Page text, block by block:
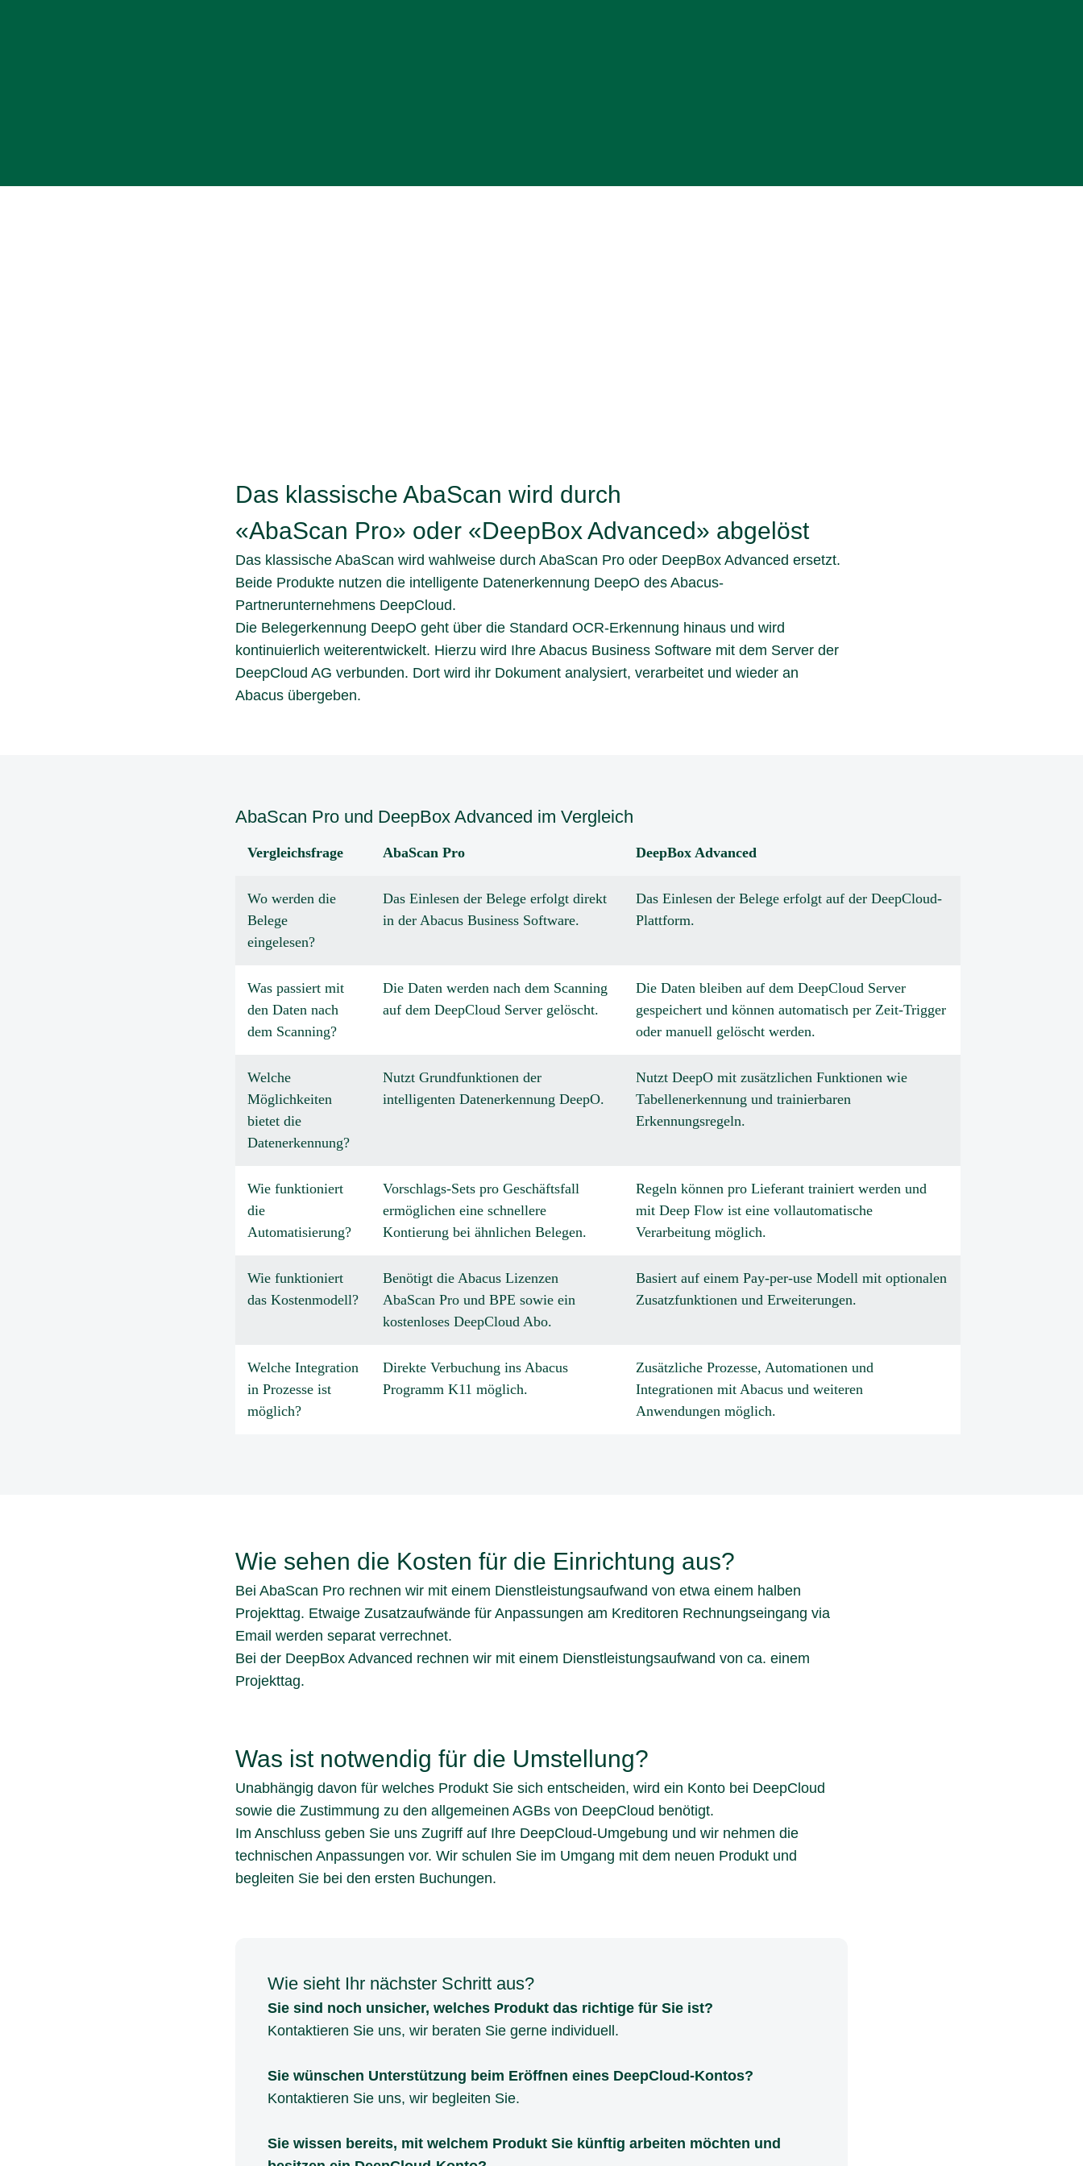
Das klassische AbaScan wird durch
«AbaScan Pro» oder «DeepBox Advanced» abgelöst
Das klassische AbaScan wird wahlweise durch AbaScan Pro oder DeepBox Advanced ersetzt.
Beide Produkte nutzen die intelligente Datenerkennung DeepO des Abacus-
Partnerunternehmens DeepCloud.
Die Belegerkennung DeepO geht über die Standard OCR-Erkennung hinaus und wird
kontinuierlich weiterentwickelt. Hierzu wird Ihre Abacus Business Software mit dem Server der
DeepCloud AG verbunden. Dort wird ihr Dokument analysiert, verarbeitet und wieder an
Abacus übergeben.
AbaScan Pro und DeepBox Advanced im Vergleich
Vergleichsfrage AbaScan Pro DeepBox Advanced
Wo werden die
Belege
eingelesen?
Das Einlesen der Belege erfolgt direkt
in der Abacus Business Software.
Das Einlesen der Belege erfolgt auf der DeepCloud-
Plattform.
Was passiert mit
den Daten nach
dem Scanning?
Die Daten werden nach dem Scanning
auf dem DeepCloud Server gelöscht.
Die Daten bleiben auf dem DeepCloud Server
gespeichert und können automatisch per Zeit-Trigger
oder manuell gelöscht werden.
Welche
Möglichkeiten
bietet die
Datenerkennung?
Nutzt Grundfunktionen der
intelligenten Datenerkennung DeepO.
Nutzt DeepO mit zusätzlichen Funktionen wie
Tabellenerkennung und trainierbaren
Erkennungsregeln.
Wie funktioniert
die
Automatisierung?
Vorschlags-Sets pro Geschäftsfall
ermöglichen eine schnellere
Kontierung bei ähnlichen Belegen.
Regeln können pro Lieferant trainiert werden und
mit Deep Flow ist eine vollautomatische
Verarbeitung möglich.
Wie funktioniert
das Kostenmodell?
Benötigt die Abacus Lizenzen
AbaScan Pro und BPE sowie ein
kostenloses DeepCloud Abo.
Basiert auf einem Pay-per-use Modell mit optionalen
Zusatzfunktionen und Erweiterungen.
Welche Integration
in Prozesse ist
möglich?
Direkte Verbuchung ins Abacus
Programm K11 möglich.
Zusätzliche Prozesse, Automationen und
Integrationen mit Abacus und weiteren
Anwendungen möglich.
Wie sehen die Kosten für die Einrichtung aus?
Bei AbaScan Pro rechnen wir mit einem Dienstleistungsaufwand von etwa einem halben
Projekttag. Etwaige Zusatzaufwände für Anpassungen am Kreditoren Rechnungseingang via
Email werden separat verrechnet.
Bei der DeepBox Advanced rechnen wir mit einem Dienstleistungsaufwand von ca. einem
Projekttag.
Was ist notwendig für die Umstellung?
Unabhängig davon für welches Produkt Sie sich entscheiden, wird ein Konto bei DeepCloud
sowie die Zustimmung zu den allgemeinen AGBs von DeepCloud benötigt.
Im Anschluss geben Sie uns Zugriff auf Ihre DeepCloud-Umgebung und wir nehmen die
technischen Anpassungen vor. Wir schulen Sie im Umgang mit dem neuen Produkt und
begleiten Sie bei den ersten Buchungen.
Wie sieht Ihr nächster Schritt aus?
Sie sind noch unsicher, welches Produkt das richtige für Sie ist?
Kontaktieren Sie uns, wir beraten Sie gerne individuell.
Sie wünschen Unterstützung beim Eröffnen eines DeepCloud-Kontos?
Kontaktieren Sie uns, wir begleiten Sie.
Sie wissen bereits, mit welchem Produkt Sie künftig arbeiten möchten und